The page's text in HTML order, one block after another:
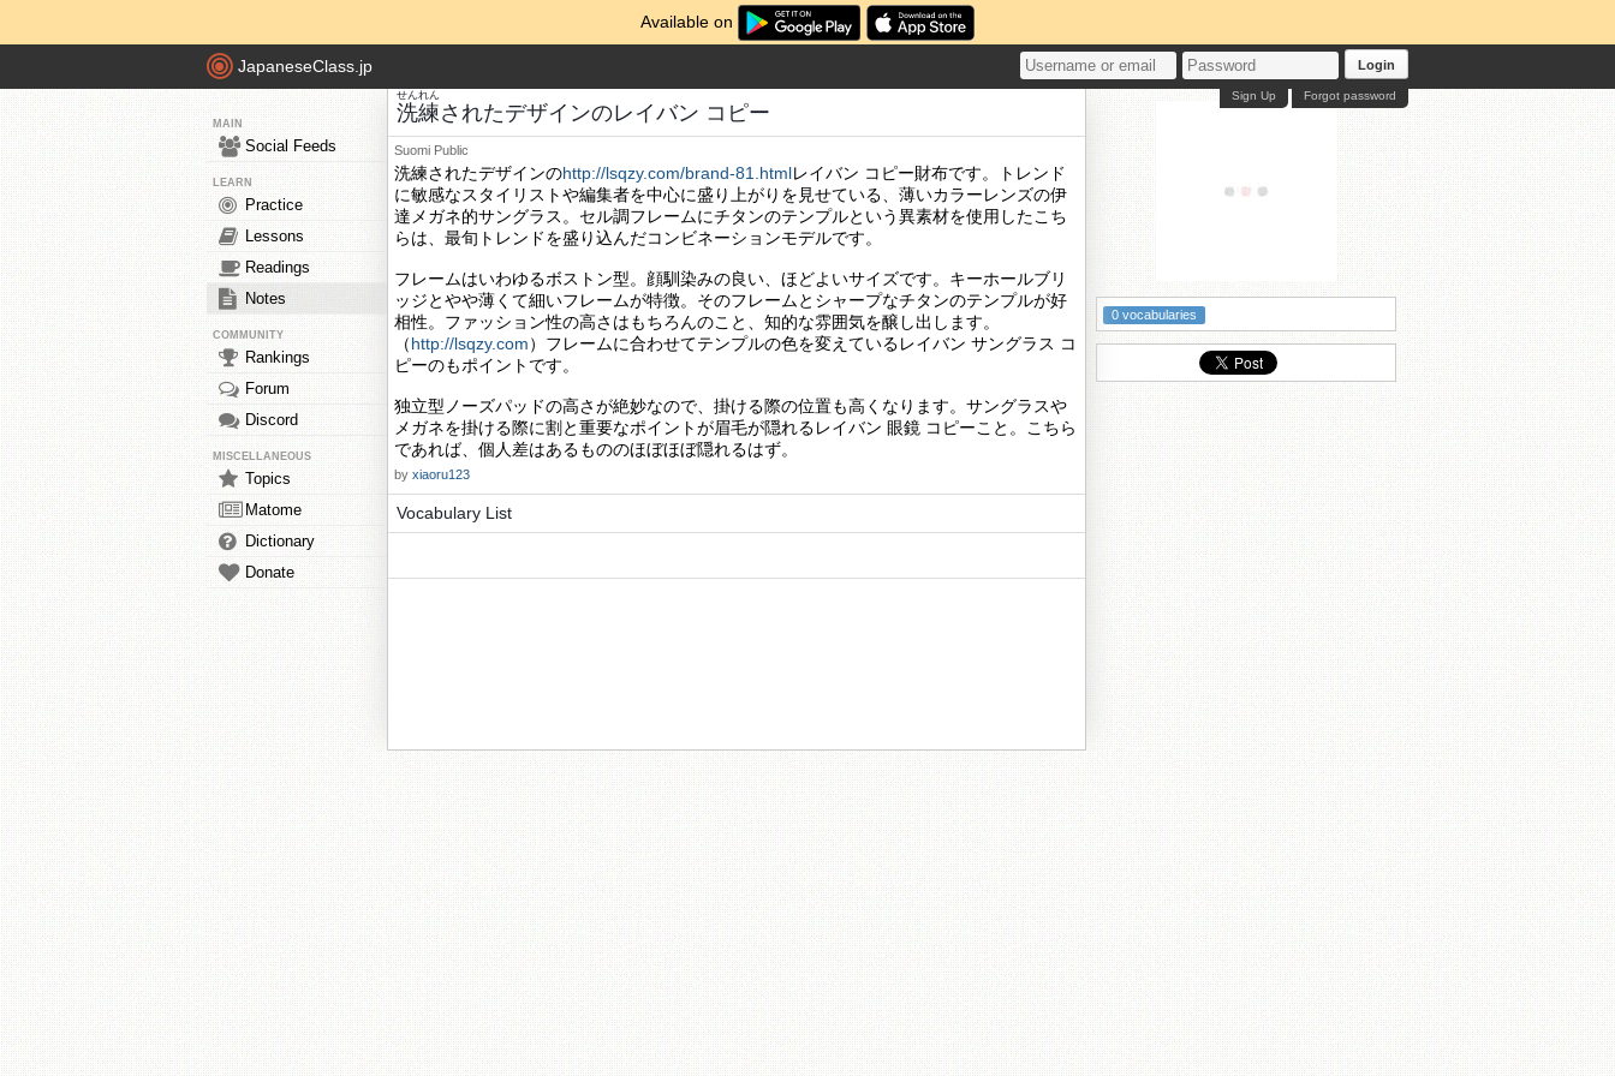
Available on
JapaneseClass.jp Login
Forgot password
Sign Up
MAIN
Social Feeds
LEARN
Practice
Lessons
Readings
Notes
COMMUNITY
Rankings
Forum
Discord
MISCELLANEOUS
Topics
Matome
Dictionary
Donate
洗練
せんれん
されたデザインのレイバン コピー
Suomi Public
洗練されたデザインのhttp://lsqzy.com/brand-81.htmlレイバン コピー財布です。トレンド
に敏感なスタイリストや編集者を中心に盛り上がりを見せている、薄いカラーレンズの伊
達メガネ的サングラス。セル調フレームにチタンのテンプルという異素材を使用したこち
らは、最旬トレンドを盛り込んだコンビネーションモデルです。
フレームはいわゆるボストン型。顔馴染みの良い、ほどよいサイズです。キーホールブリ
ッジとやや薄くて細いフレームが特徴。そのフレームとシャープなチタンのテンプルが好
相性。ファッション性の高さはもちろんのこと、知的な雰囲気を醸し出します。
（http://lsqzy.com）フレームに合わせてテンプルの色を変えているレイバン サングラス コ
ピーのもポイントです。
独立型ノーズパッドの高さが絶妙なので、掛ける際の位置も高くなります。サングラスや
メガネを掛ける際に割と重要なポイントが眉毛が隠れるレイバン 眼鏡 コピーこと。こちら
であれば、個人差はあるもののほぼほぼ隠れるはず。
by xiaoru123
Vocabulary List
0 vocabularies